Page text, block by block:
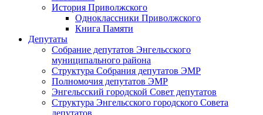
История Приволжского
Одноклассники Приволжского
Книга Памяти
Депутаты
Собрание депутатов Энгельсского
муниципального района
Структура Собрания депутатов ЭМР
Полномочия депутатов ЭМР
Энгельсский городской Совет депутатов
Структура Энгельсского городского Совета